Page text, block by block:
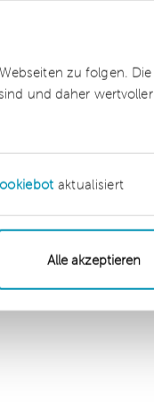
zu folgen.
und daher
aktualisiert
Alle akzeptieren
Ablösung
allgemeine
vereinbarte
noch
Die größte
ob eine
da klare